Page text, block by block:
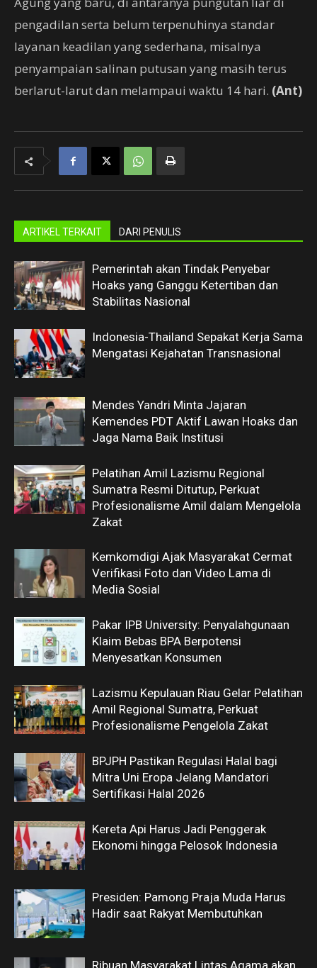
pengadilan serta belum terpenuhinya standar
layanan keadilan yang sederhana, misalnya
penyampaian salinan putusan yang masih terus
berlarut-larut dan melampaui waktu 14 hari. (Ant)
ARTIKEL TERKAIT DARI PENULIS
Pemerintah akan Tindak Penyebar
Hoaks yang Ganggu Ketertiban dan
Stabilitas Nasional
Indonesia-Thailand Sepakat Kerja Sama
Mengatasi Kejahatan Transnasional
Mendes Yandri Minta Jajaran
Kemendes PDT Aktif Lawan Hoaks dan
Jaga Nama Baik Institusi
Pelatihan Amil Lazismu Regional
Sumatra Resmi Ditutup, Perkuat
Profesionalisme Amil dalam Mengelola
Zakat
Kemkomdigi Ajak Masyarakat Cermat
Verifikasi Foto dan Video Lama di
Media Sosial
Pakar IPB University: Penyalahgunaan
Klaim Bebas BPA Berpotensi
Menyesatkan Konsumen
Lazismu Kepulauan Riau Gelar Pelatihan
Amil Regional Sumatra, Perkuat
Profesionalisme Pengelola Zakat
BPJPH Pastikan Regulasi Halal bagi
Mitra Uni Eropa Jelang Mandatori
Sertifikasi Halal 2026
Kereta Api Harus Jadi Penggerak
Ekonomi hingga Pelosok Indonesia
Presiden: Pamong Praja Muda Harus
Hadir saat Rakyat Membutuhkan
Ribuan Masyarakat Lintas Agama akan